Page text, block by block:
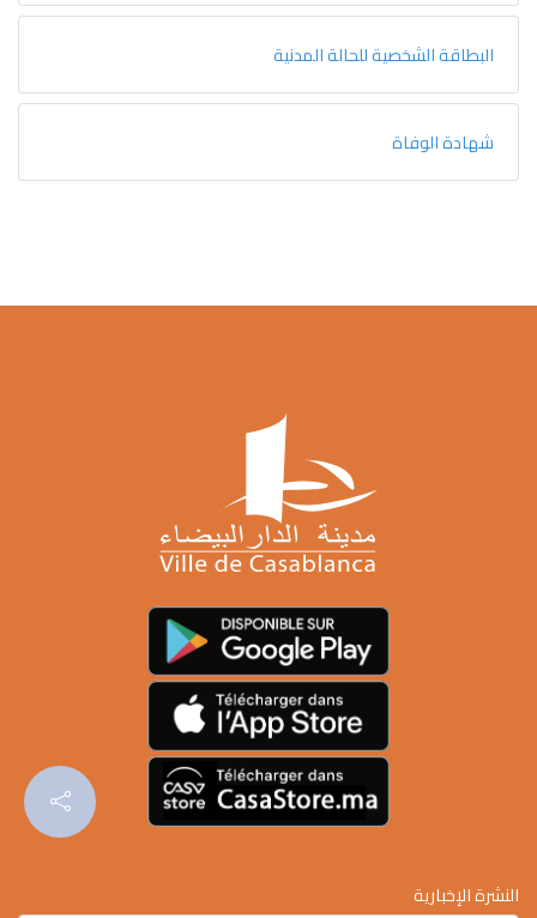
البطاقة الشخصية للحالة المدنية
شهادة الوفاة
النشرة الإخبارية